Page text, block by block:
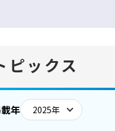
ピックス
年